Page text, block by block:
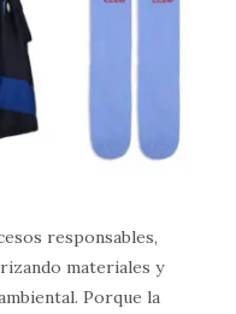
responsables,
materiales y
Porque la